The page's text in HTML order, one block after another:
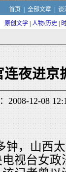
首页 全部文章| 谈
原创文学 人物/历史
连夜进京
2008-12-08
钟，山西
视台女